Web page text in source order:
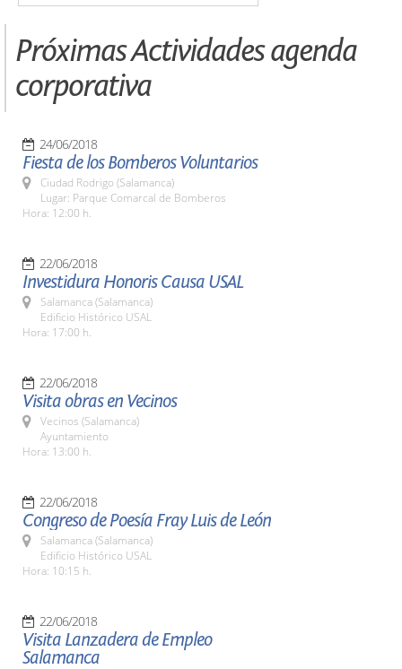
Próximas Actividades agenda
corporativa
24/06/2018
Fiesta de los Bomberos Voluntarios
Ciudad Rodrigo (Salamanca)
Lugar: Parque Comarcal de Bomberos
Hora: 12:00 h.
22/06/2018
Investidura Honoris Causa USAL
Salamanca (Salamanca)
Edificio Histórico USAL
Hora: 17:00 h.
22/06/2018
Visita obras en Vecinos
Vecinos (Salamanca)
Ayuntamiento
Hora: 13:00 h.
22/06/2018
Congreso de Poesía Fray Luis de León
Salamanca (Salamanca)
Edificio Histórico USAL
Hora: 10:15 h.
22/06/2018
Visita Lanzadera de Empleo
Salamanca